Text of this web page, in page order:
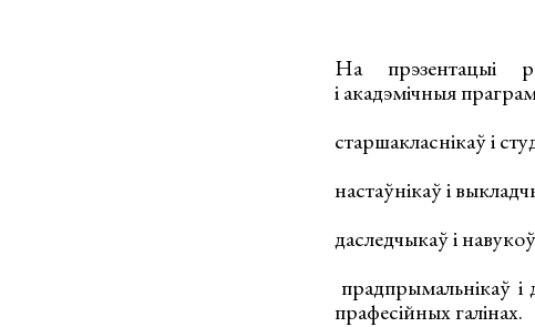
На прэзентацыі
і акадэмічныя
старшакласнікаў і
настаўнікаў і
даследчыкаў і
прадпрымальнікаў
прафесійных галінах.